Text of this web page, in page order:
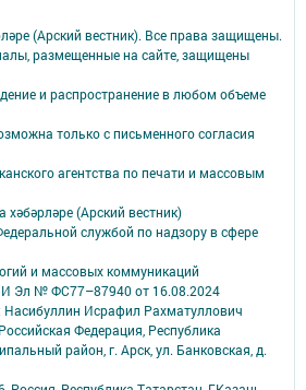
(Арский вестник). Все права защищены.
размещенные на сайте, защищены
и распространение в любом объеме
только с письменного согласия
агентства по печати и массовым
(Арский вестник)
службой по надзору в сфере
и массовых коммуникаций
Эл № ФС77–87940 от 16.08.2024
Насибуллин Исрафил Рахматуллович
Федерация, Республика
район, г. Арск, ул. Банковская, д.